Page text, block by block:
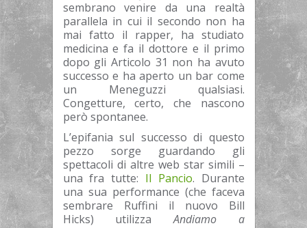
sembrano venire da una realtà
parallela in cui il secondo non ha
mai fatto il rapper, ha studiato
medicina e fa il dottore e il primo
dopo gli Articolo 31 non ha avuto
successo e ha aperto un bar come
un Meneguzzi qualsiasi.
Congetture, certo, che nascono
però spontanee.
L’epifania sul successo di questo
pezzo sorge guardando gli
spettacoli di altre web star simili –
una fra tutte: Il Pancio. Durante
una sua performance (che faceva
sembrare Ruffini il nuovo Bill
Hicks) utilizzaAndiamo a